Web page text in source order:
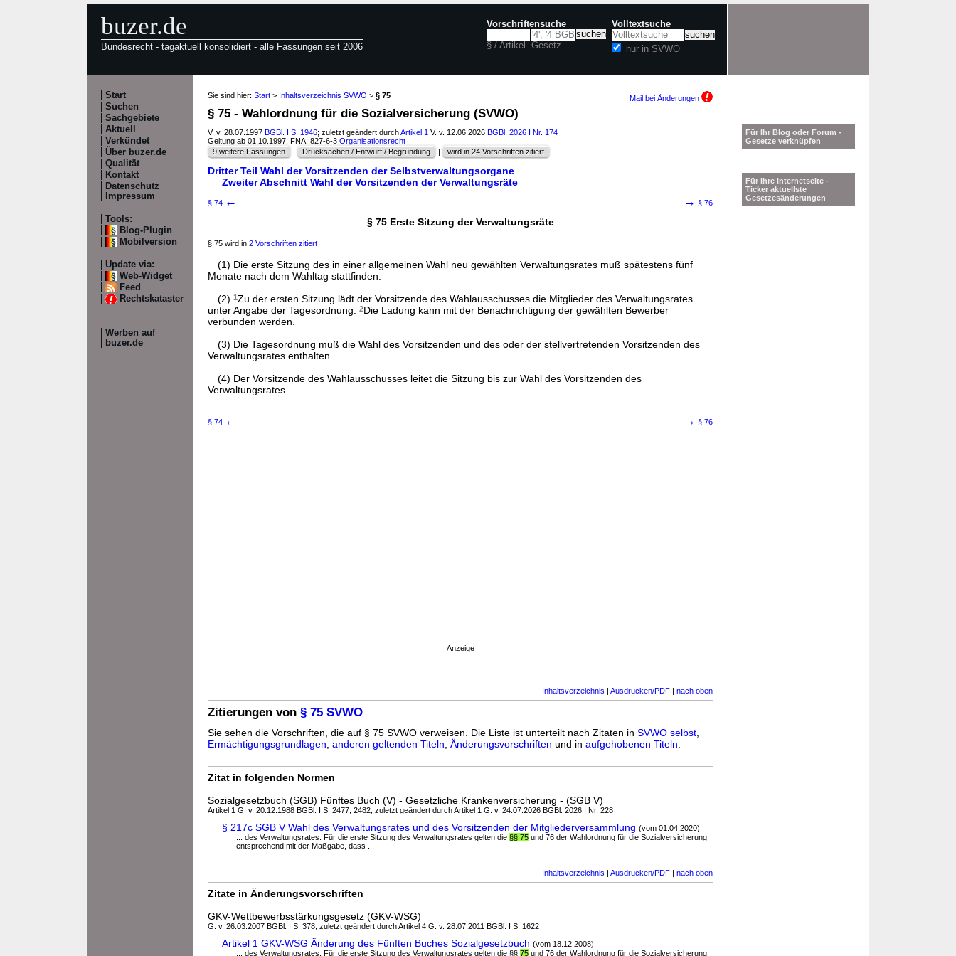
buzer.de
Bundesrecht - tagaktuell konsolidiert - alle Fassungen seit 2006
Vorschriftensuche
§ / Artikel Gesetz
Volltextsuche
nur in SVWO
Start
Suchen
Sachgebiete
Aktuell
Verkündet
Über buzer.de
Qualität
Kontakt
Datenschutz
Impressum
Tools:
Blog-Plugin
Mobilversion
Update via:
Web-Widget
Feed
Rechtskataster
Werben auf
buzer.de
Sie sind hier: Start > Inhaltsverzeichnis SVWO > § 75 Mail bei Änderungen
§ 75 - Wahlordnung für die Sozialversicherung (SVWO)
V. v. 28.07.1997 BGBl. I S. 1946; zuletzt geändert durchArtikel 1 V. v. 12.06.2026 BGBl. 2026 I Nr. 174
Geltung ab 01.10.1997; FNA: 827-6-3 Organisationsrecht
9 weitere Fassungen
| Drucksachen / Entwurf / Begründung | wird in 24 Vorschriften zitiert
Dritter Teil Wahl der Vorsitzenden der Selbstverwaltungsorgane
Zweiter Abschnitt Wahl der Vorsitzenden der Verwaltungsräte
§ 74 ← → § 76
§ 75 Erste Sitzung der Verwaltungsräte
§ 75 wird in 2 Vorschriften zitiert
(1) Die erste Sitzung des in einer allgemeinen Wahl neu gewählten Verwaltungsrates muß spätestens fünf
Monate nach dem Wahltag stattfinden.
(2) 1Zu der ersten Sitzung lädt der Vorsitzende des Wahlausschusses die Mitglieder des Verwaltungsrates
unter Angabe der Tagesordnung.
2Die Ladung kann mit der Benachrichtigung der gewählten Bewerber
verbunden werden.
(3) Die Tagesordnung muß die Wahl des Vorsitzenden und des oder der stellvertretenden Vorsitzenden des
Verwaltungsrates enthalten.
(4) Der Vorsitzende des Wahlausschusses leitet die Sitzung bis zur Wahl des Vorsitzenden des
Verwaltungsrates.
§ 74 ← → § 76
Anzeige
Inhaltsverzeichnis | Ausdrucken/PDF | nach oben
Zitierungen von § 75 SVWO
Sie sehen die Vorschriften, die auf § 75 SVWO verweisen. Die Liste ist unterteilt nach Zitaten in SVWO selbst
Ermächtigungsgrundlagen anderen geltenden Titeln Änderungsvorschriften und in aufgehobenen Titeln
Zitat in folgenden Normen
Sozialgesetzbuch (SGB) Fünftes Buch (V) - Gesetzliche Krankenversicherung - (SGB V)
Artikel 1 G. v. 20.12.1988 BGBl. I S. 2477, 2482; zuletzt geändert durch Artikel 1 G. v. 24.07.2026 BGBl. 2026 I Nr. 228
§ 217c SGB V Wahl des Verwaltungsrates und des Vorsitzenden der Mitgliederversammlung (vom 01.04.2020)
... des Verwaltungsrates. Für die erste Sitzung des Verwaltungsrates gelten die §§ 75 und 76 der Wahlordnung für die Sozialversicherung
entsprechend mit der Maßgabe, dass ...
Inhaltsverzeichnis | Ausdrucken/PDF | nach oben
Zitate in Änderungsvorschriften
GKV-Wettbewerbsstärkungsgesetz (GKV-WSG)
G. v. 26.03.2007 BGBl. I S. 378; zuletzt geändert durch Artikel 4 G. v. 28.07.2011 BGBl. I S. 1622
Artikel 1 GKV-WSG Änderung des Fünften Buches Sozialgesetzbuch (vom 18.12.2008)
... des Verwaltungsrates. Für die erste Sitzung des Verwaltungsrates gelten die §§ 75 und 76 der Wahlordnung für die Sozialversicherung
Für Ihr Blog oder Forum -
Gesetze verknüpfen
Für Ihre Internetseite -
Ticker aktuellste
Gesetzesänderungen